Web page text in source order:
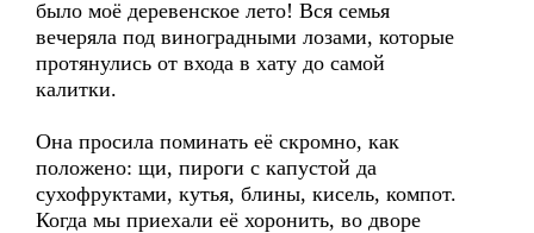
было моё деревенское лето! Вся семья
вечеряла под виноградными лозами, которые
протянулись от входа в хату до самой
калитки.
Она просила поминать её скромно, как
положено: щи, пироги с капустой да
сухофруктами, кутья, блины, кисель, компот.
Когда мы приехали её хоронить, во дворе